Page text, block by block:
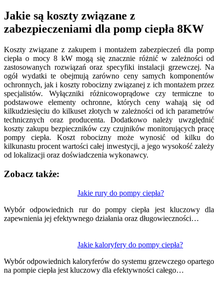
Jakie są koszty związane z
zabezpieczeniami dla pomp ciepła 8KW
Koszty związane z zakupem i montażem zabezpieczeń dla pomp
ciepła o mocy 8 kW mogą się znacznie różnić w zależności od
zastosowanych rozwiązań oraz specyfiki instalacji grzewczej. Na
ogół wydatki te obejmują zarówno ceny samych komponentów
ochronnych, jak i koszty robocizny związanej z ich montażem przez
specjalistów. Wyłączniki różnicowoprądowe czy termiczne to
podstawowe elementy ochronne, których ceny wahają się od
kilkudziesięciu do kilkuset złotych w zależności od ich parametrów
technicznych oraz producenta. Dodatkowo należy uwzględnić
koszty zakupu bezpieczników czy czujników monitorujących pracę
pompy ciepła. Koszt robocizny może wynosić od kilku do
kilkunastu procent wartości całej inwestycji, a jego wysokość zależy
od lokalizacji oraz doświadczenia wykonawcy.
Zobacz także:
Jakie rury do pompy ciepła?
Wybór odpowiednich rur do pompy ciepła jest kluczowy dla
zapewnienia jej efektywnego działania oraz długowieczności…
Jakie kaloryfery do pompy ciepła?
Wybór odpowiednich kaloryferów do systemu grzewczego opartego
na pompie ciepła jest kluczowy dla efektywności całego…
wpisu